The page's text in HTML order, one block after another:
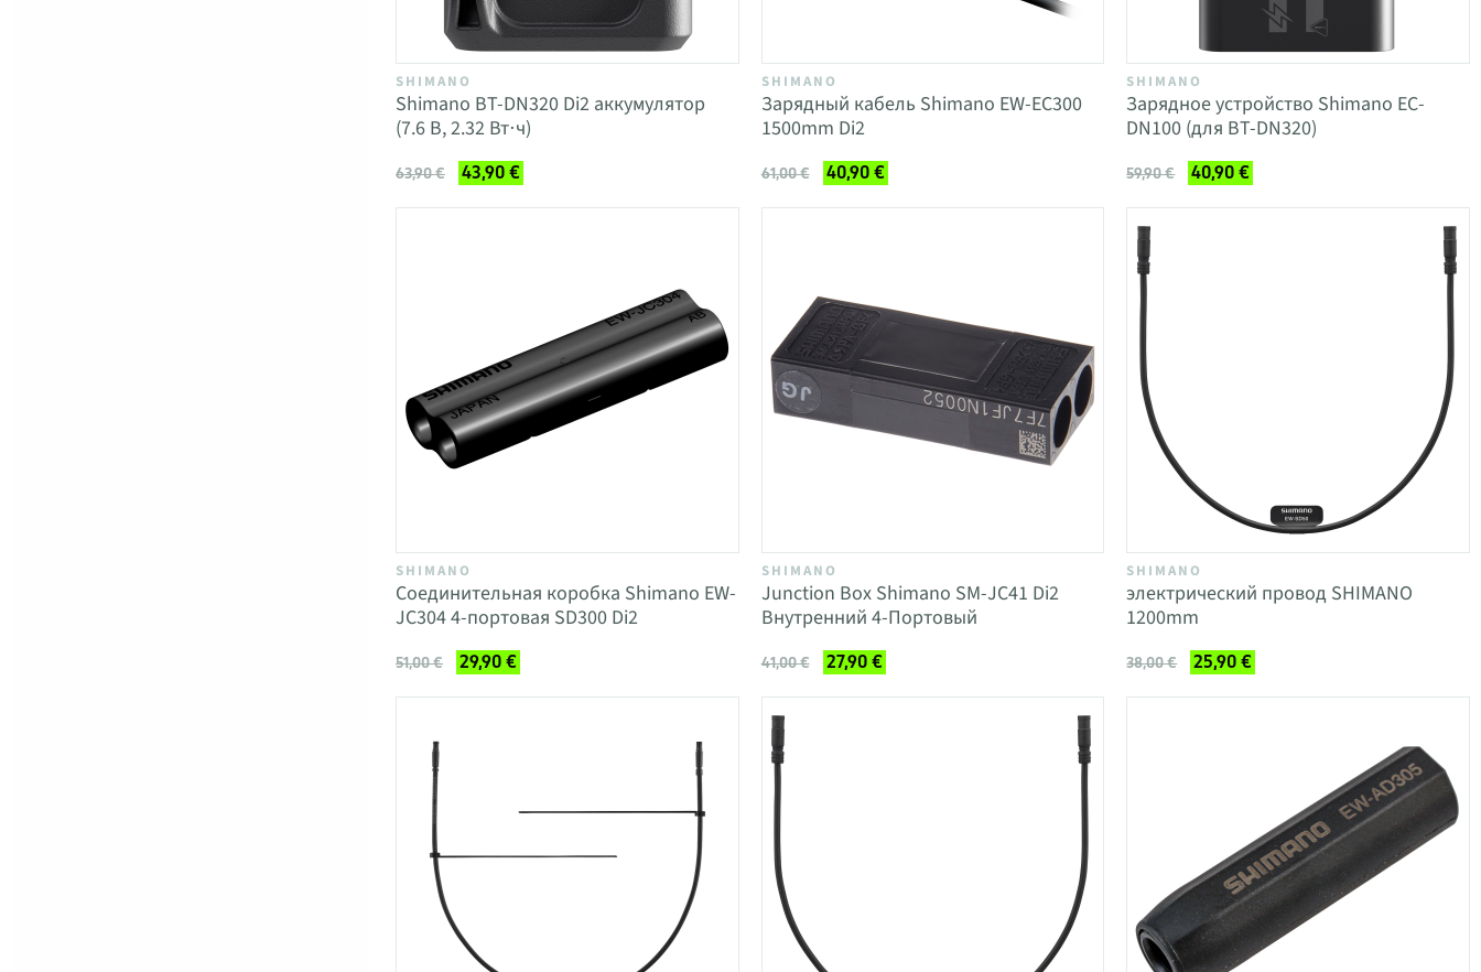
SHIMANO
Shimano BT-DN320 Di2 аккумулятор
(7.6 В, 2.32 Вт⋅ч)
63,90 € 43,90 €
SHIMANO
Зарядный кабель Shimano EW-EC300
1500mm Di2
61,00 € 40,90 €
SHIMANO
Зарядное устройство Shimano EC-
DN100 (для BT-DN320)
59,90 € 40,90 €
SHIMANO
Соединительная коробка Shimano EW-
JC304 4-портовая SD300 Di2
51,00 € 29,90 €
SHIMANO
Junction Box Shimano SM-JC41 Di2
Внутренний 4-Портовый
41,00 € 27,90 €
SHIMANO
электрический провод SHIMANO
1200mm
38,00 € 25,90 €